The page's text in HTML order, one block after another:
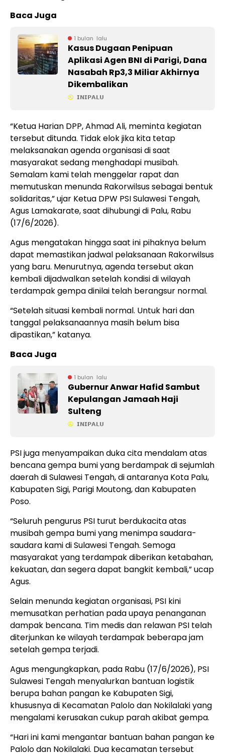
Baca Juga
1 bulan lalu
Kasus Dugaan Penipuan
Aplikasi Agen BNI di Parigi, Dana
Nasabah Rp3,3 Miliar Akhirnya
Dikembalikan
𝗜𝗡𝗜𝗣𝗔𝗟𝗨
“Ketua Harian DPP, Ahmad Ali, meminta kegiatan
tersebut ditunda. Tidak elok jika kita tetap
melaksanakan agenda organisasi di saat
masyarakat sedang menghadapi musibah.
Semalam kami telah menggelar rapat dan
memutuskan menunda Rakorwilsus sebagai bentuk
solidaritas,” ujar Ketua DPW PSI Sulawesi Tengah,
Agus Lamakarate, saat dihubungi di Palu, Rabu
(17/6/2026).
Agus mengatakan hingga saat ini pihaknya belum
dapat memastikan jadwal pelaksanaan Rakorwilsus
yang baru. Menurutnya, agenda tersebut akan
kembali dijadwalkan setelah kondisi di wilayah
terdampak gempa dinilai telah berangsur normal.
“Setelah situasi kembali normal. Untuk hari dan
tanggal pelaksanaannya masih belum bisa
dipastikan,” katanya.
Baca Juga
1 bulan lalu
Gubernur Anwar Hafid Sambut
Kepulangan Jamaah Haji
Sulteng
𝗜𝗡𝗜𝗣𝗔𝗟𝗨
PSI juga menyampaikan duka cita mendalam atas
bencana gempa bumi yang berdampak di sejumlah
daerah di Sulawesi Tengah, di antaranya Kota Palu,
Kabupaten Sigi, Parigi Moutong, dan Kabupaten
Poso.
“Seluruh pengurus PSI turut berdukacita atas
musibah gempa bumi yang menimpa saudara-
saudara kami di Sulawesi Tengah. Semoga
masyarakat yang terdampak diberikan ketabahan,
kekuatan, dan segera dapat bangkit kembali,” ucap
Agus.
Selain menunda kegiatan organisasi, PSI kini
memusatkan perhatian pada upaya penanganan
dampak bencana. Tim medis dan relawan PSI telah
diterjunkan ke wilayah terdampak beberapa jam
setelah gempa terjadi.
Agus mengungkapkan, pada Rabu (17/6/2026), PSI
Sulawesi Tengah menyalurkan bantuan logistik
berupa bahan pangan ke Kabupaten Sigi,
khususnya di Kecamatan Palolo dan Nokilalaki yang
mengalami kerusakan cukup parah akibat gempa.
“Hari ini kami mengantar bantuan bahan pangan ke
Palolo dan Nokilalaki. Dua kecamatan tersebut